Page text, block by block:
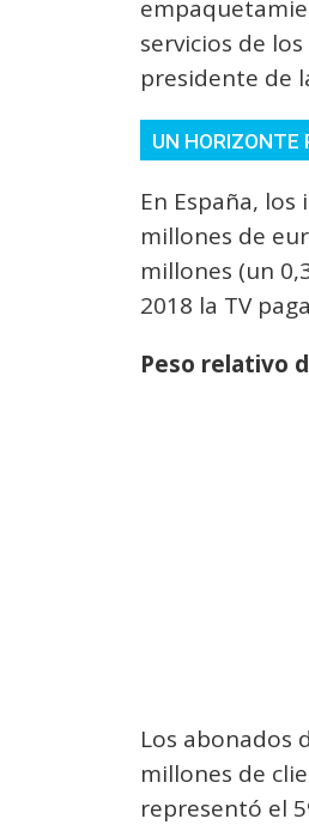
servicios de
presidente de
UN HORIZONTE
En España,
millones de
millones (un
2018 la TV
Peso relativo
Los abonados
millones de
representó el